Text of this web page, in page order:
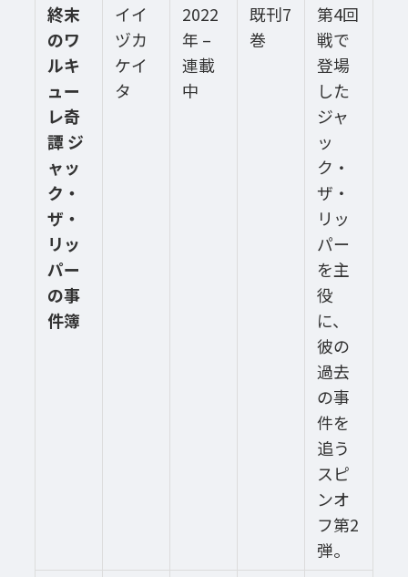
終末
のワ
ルキ
ュー
レ奇
譚 ジ
ャッ
ク・
ザ・
リッ
パー
の事
件簿
イイ
ヅカ
ケイ
タ
2022
年 –
連載
中
既刊7
巻
第4回
戦で
登場
した
ジャ
ッ
ク・
ザ・
リッ
パー
を主
役
に、
彼の
過去
の事
件を
追う
スピ
ンオ
フ第2
弾。